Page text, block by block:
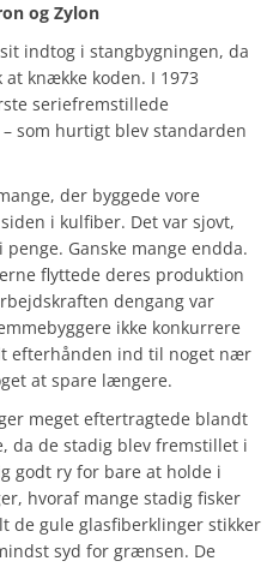
og Zylon
indtog i stangbygningen, da
at knække koden. I 1973
seriefremstillede
som hurtigt blev standarden
der byggede vore
i kulfiber. Det var sjovt,
Ganske mange endda.
flyttede deres produktion
dengang var
ikke konkurrere
efterhånden ind til noget nær
at spare længere.
meget eftertragtede blandt
da de stadig blev fremstillet i
godt ry for bare at holde i
hvoraf mange stadig fisker
de gule glasfiberklinger stikker
syd for grænsen. De